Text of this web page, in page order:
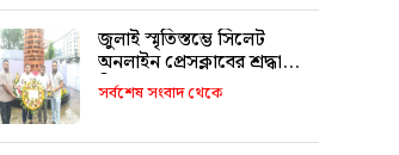
জুলাই স্মৃতিস্তম্ভে সিলেট
অনলাইন প্রেসক্লাবের শ্রদ্ধা
নিবেদন
সর্বশেষ সংবাদ থেকে